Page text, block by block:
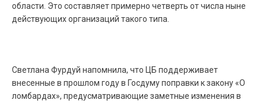
области. Это составляет примерно четверть от числа ныне
действующих организаций такого типа.
Светлана Фурдуй напомнила, что ЦБ поддерживает
внесенные в прошлом году в Госдуму поправки к закону «О
ломбардах», предусматривающие заметные изменения в